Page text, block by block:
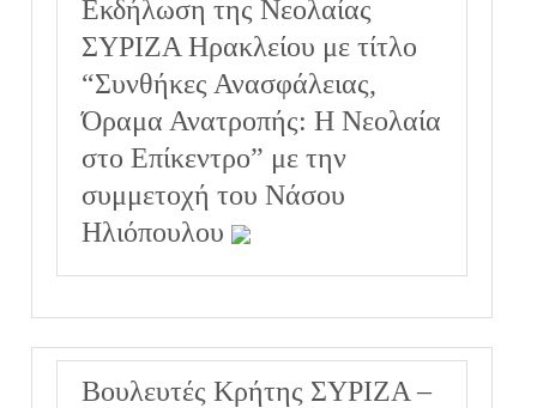
Εκδήλωση της Νεολαίας
ΣΥΡΙΖΑ Ηρακλείου με τίτλο
“Συνθήκες Ανασφάλειας,
Όραμα Ανατροπής: Η Νεολαία
στο Επίκεντρο” με την
συμμετοχή του Νάσου
Ηλιόπουλου
Βουλευτές Κρήτης ΣΥΡΙΖΑ –